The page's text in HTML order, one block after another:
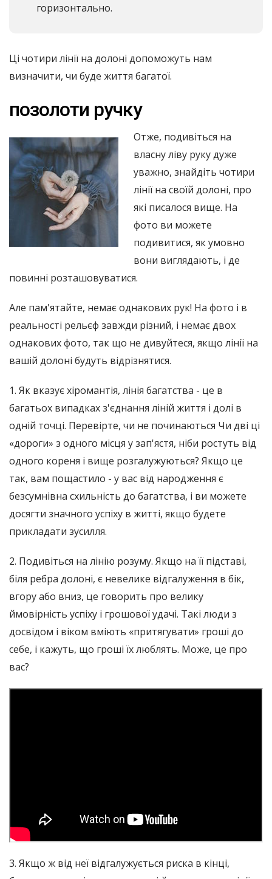
горизонтально.
Ці чотири лінії на долоні допоможуть нам
визначити, чи буде життя багатої.
позолоти ручку
Отже, подивіться на
власну ліву руку дуже
уважно, знайдіть чотири
лінії на своїй долоні, про
які писалося вище. На
фото ви можете
подивитися, як умовно
вони виглядають, і де
повинні розташовуватися.
Але пам'ятайте, немає однакових рук! На фото і в
реальності рельєф завжди різний, і немає двох
однакових фото, так що не дивуйтеся, якщо лінії на
вашій долоні будуть відрізнятися.
1. Як вказує хіромантія, лінія багатства - це в
багатьох випадках з'єднання ліній життя і долі в
одній точці. Перевірте, чи не починаються Чи дві ці
«дороги» з одного місця у зап'ястя, ніби ростуть від
одного кореня і вище розгалужуються? Якщо це
так, вам пощастило - у вас від народження є
безсумнівна схильність до багатства, і ви можете
досягти значного успіху в житті, якщо будете
прикладати зусилля.
2. Подивіться на лінію розуму. Якщо на її підставі,
біля ребра долоні, є невелике відгалуження в бік,
вгору або вниз, це говорить про велику
ймовірність успіху і грошової удачі. Такі люди з
досвідом і віком вміють «притягувати» гроші до
себе, і кажуть, що гроші їх люблять. Може, це про
вас?
3. Якщо ж від неї відгалужується риска в кінці,